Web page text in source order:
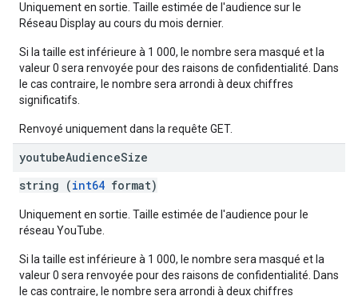
Uniquement en sortie. Taille estimée de l'audience sur le
Réseau Display au cours du mois dernier.
Si la taille est inférieure à 1 000, le nombre sera masqué et la
valeur 0 sera renvoyée pour des raisons de confidentialité. Dans
le cas contraire, le nombre sera arrondi à deux chiffres
significatifs.
Renvoyé uniquement dans la requête GET.
youtubeAudienceSize
string (int64 format)
Uniquement en sortie. Taille estimée de l'audience pour le
réseau YouTube.
Si la taille est inférieure à 1 000, le nombre sera masqué et la
valeur 0 sera renvoyée pour des raisons de confidentialité. Dans
le cas contraire, le nombre sera arrondi à deux chiffres